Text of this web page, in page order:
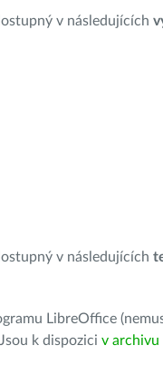
v následujících
v následujících
LibreOffice
k dispozici v archivu